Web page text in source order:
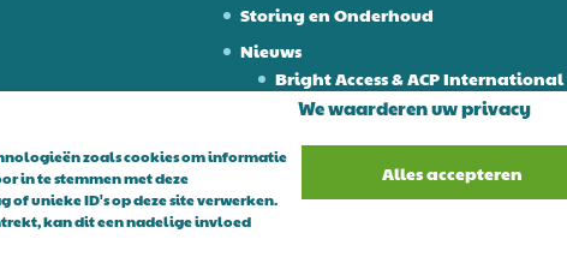
We waarderen uw privacy
zoals cookies om informatie
in te stemmen met deze
of unieke ID's op deze site verwerken.
kan dit een nadelige invloed
Alles accepteren
Storing en Onderhoud
Nieuws
Bright Access & ACP International
26-8-2025 Bright Access en Eurofiber
Werken bij